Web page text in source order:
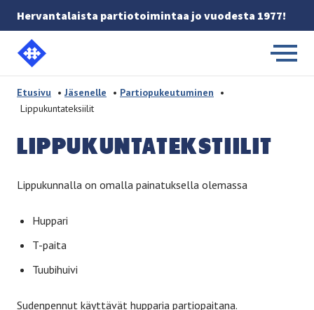
Hervantalaista partiotoimintaa jo vuodesta 1977!
Etusivulle
-
Etusivu • Jäsenelle • Partiopukeutuminen
•
Lippukuntateksiilit
LIP­PU­KUN­TA­TEKS­TII­LIT
Lippukunnalla on omalla painatuksella olemassa
Huppari
T-paita
Tuubihuivi
Sudenpennut käyttävät hupparia partiopaitana.